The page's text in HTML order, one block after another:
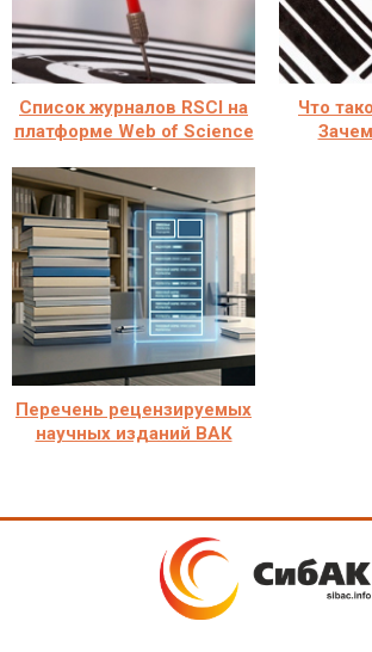
Cписок журналов RSCI на
платформе Web of Science
Что
Перечень рецензируемых
научных изданий ВАК